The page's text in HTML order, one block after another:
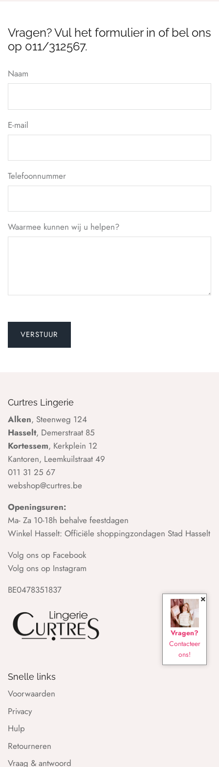
×
Vragen?
Contacteer
ons!
Vragen? Vul het formulier in of bel ons
op 011/312567.
Naam
E-mail
Telefoonnummer
Waarmee kunnen wij u helpen?
Curtres Lingerie
Alken, Steenweg 124
Hasselt, Demerstraat 85
Kortessem, Kerkplein 12
Kantoren, Leemkuilstraat 49
011 31 25 67
webshop@curtres.be
Openingsuren:
Ma- Za 10-18h behalve feestdagen
Winkel Hasselt: Officiële shoppingzondagen Stad Hasselt
Volg ons op Facebook
Volg ons op Instagram
BE0478351837
Snelle links
Voorwaarden
Privacy
Hulp
Retourneren
Vraag & antwoord